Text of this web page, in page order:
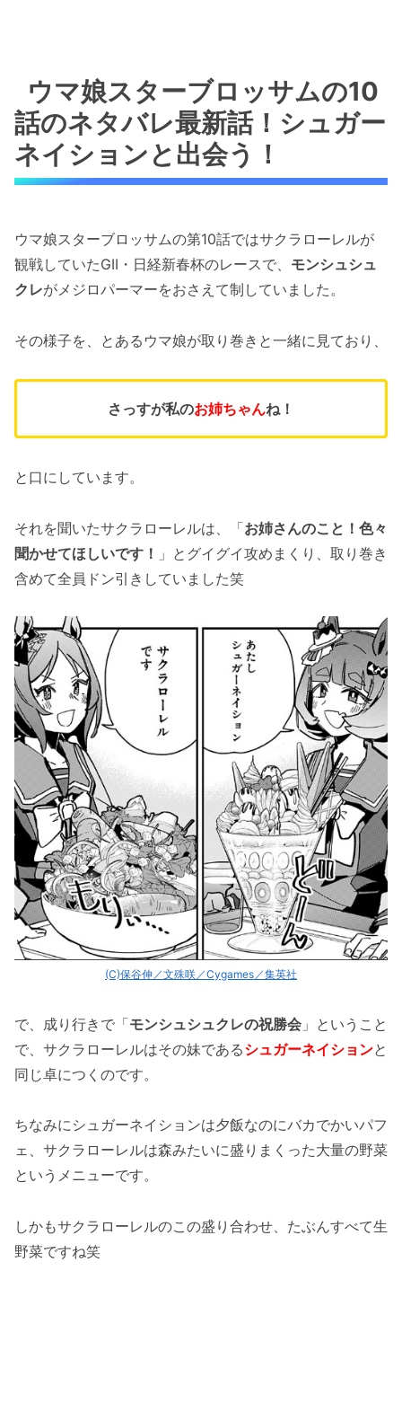
ウマ娘スターブロッサムの10
話のネタバレ最新話！シュガー
ネイションと出会う！
ウマ娘スターブロッサムの第10話ではサクラローレルが
観戦していたGII・日経新春杯のレースで、 モンシュシュ
クレがメジロパーマーをおさえて制していました。
その様子を、とあるウマ娘が取り巻きと一緒に見ており、
さっすが私のお姉ちゃんね！
と口にしています。
それを聞いたサクラローレルは、「お姉さんのこと！色々
聞かせてほしいです！ 」とグイグイ攻めまくり、取り巻き
含めて全員ドン引きしていました笑
(C)保谷伸／文殊咲／Cygames／集英社
で、成り行きで「モンシュシュクレの祝勝会 」ということ
で、サクラローレルはその妹であるシュガーネイションと
同じ卓につくのです。
ちなみにシュガーネイションは夕飯なのにバカでかいパフ
ェ、サクラローレルは森みたいに盛りまくった大量の野菜
というメニューです。
しかもサクラローレルのこの盛り合わせ、たぶんすべて生
野菜ですね笑